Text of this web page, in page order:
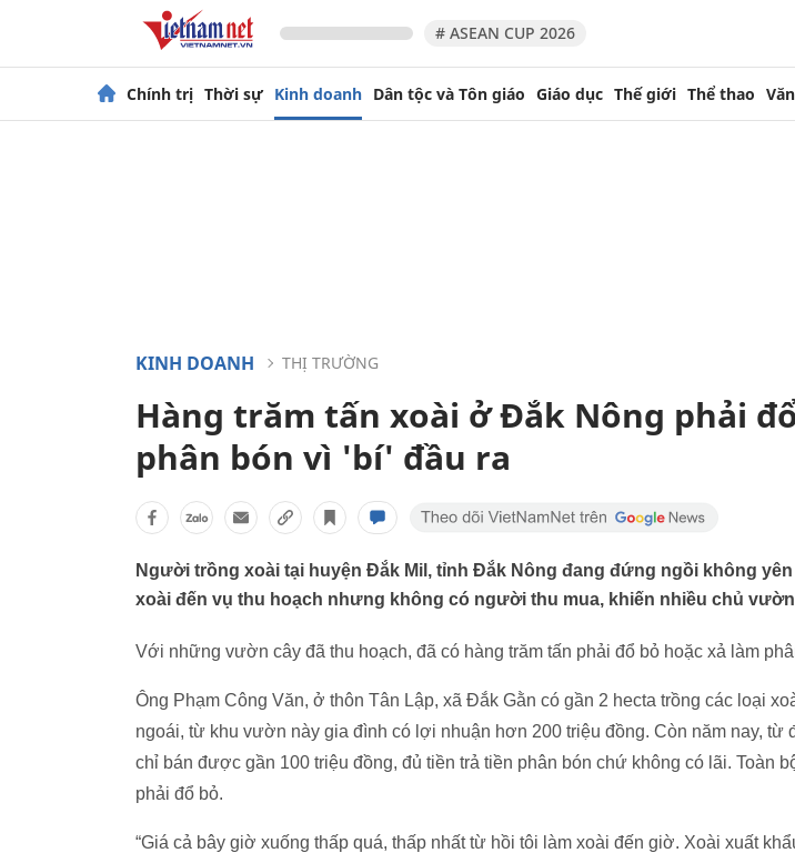
# ASEAN CUP 2026
Chính trị Thời sự Kinh doanh Dân tộc và Tôn giáo Giáo dục Thế giới Thể thao
KINH DOANH THỊ TRƯỜNG
Hàng trăm tấn xoài ở Đắk Nông phải
phân bón vì 'bí' đầu ra
Người trồng xoài tại huyện Đắk Mil, tỉnh Đắk Nông đang đứng ngồi không
xoài đến vụ thu hoạch nhưng không có người thu mua, khiến nhiều chủ
Với những vườn cây đã thu hoạch, đã có hàng trăm tấn phải đổ bỏ hoặc xả làm
Ông Phạm Công Văn, ở thôn Tân Lập, xã Đắk Gằn có gần 2 hecta trồng các loại
ngoái, từ khu vườn này gia đình có lợi nhuận hơn 200 triệu đồng. Còn năm nay, từ
chỉ bán được gần 100 triệu đồng, đủ tiền trả tiền phân bón chứ không có lãi. Toàn
phải đổ bỏ.
“Giá cả bây giờ xuống thấp quá, thấp nhất từ hồi tôi làm xoài đến giờ. Xoài xuất